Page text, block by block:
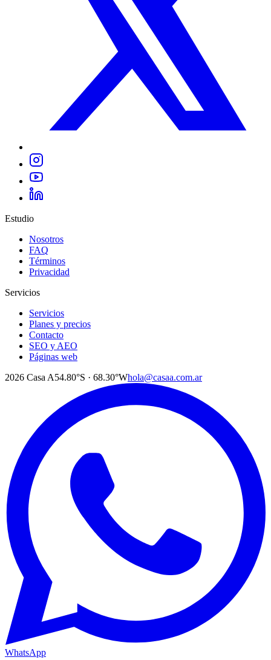
Estudio
Nosotros
FAQ
Términos
Privacidad
Servicios
Servicios
Planes y precios
Contacto
SEO y AEO
Páginas web
2026 Casa A54.80°S · 68.30°Whola@casaa.com.ar
WhatsApp